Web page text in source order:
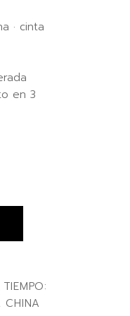
· cinta
en 3